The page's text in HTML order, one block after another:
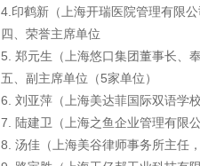
4.印鹤新（上海开瑞医院管理有限公
四、荣誉主席单位
5. 郑元生（上海悠口集团董事长、
五、副主席单位（5家单位）
6. 刘亚萍（上海美达菲国际双语学校
7. 陆建卫（上海之鱼企业管理有限
8. 汤佳（上海美谷律师事务所主任